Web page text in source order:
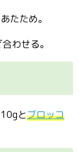
たため。
わせる。
とブロッコ